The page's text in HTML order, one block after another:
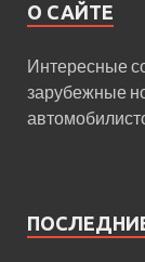
О САЙТЕ
Интересные
зарубежные